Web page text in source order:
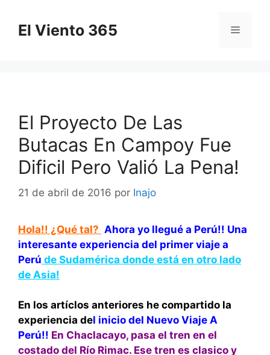
contenido
El Viento 365 Menú
El Proyecto De Las
Butacas En Campoy Fue
Dificil Pero Valió La Pena!
21 de abril de 2016 por Inajo
Hola!! ¿Qué tal? Ahora yo llegué a Perú!! Una
interesante experiencia del primer viaje a
Perú de Sudamérica donde está en otro lado
de Asia!
En los artíclos anteriores he compartido la
experiencia del inicio del Nuevo Viaje A
Perú!! En Chaclacayo, pasa el tren en el
costado del Río Rimac. Ese tren es clasico y